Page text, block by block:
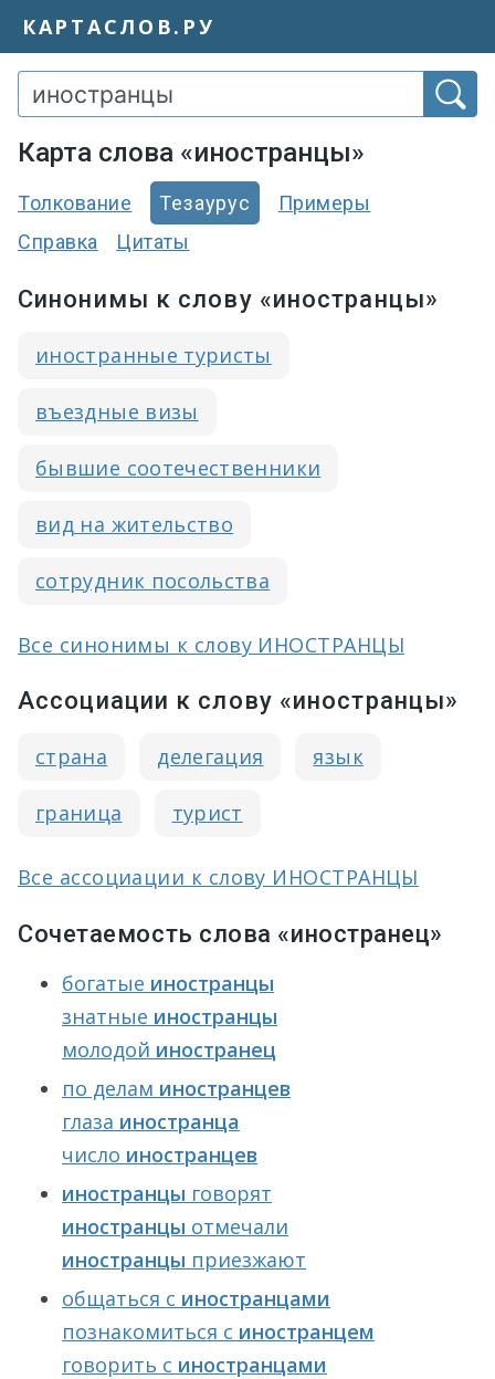
КАРТАСЛОВ.РУ
Карта слова «иностранцы»
Толкование Тезаурус
Примеры
Справка
Цитаты
Синонимы к слову «иностранцы»
иностранные туристы
въездные визы
бывшие соотечественники
вид на жительство
сотрудник посольства
Все синонимы к слову ИНОСТРАНЦЫ
Ассоциации к слову «иностранцы»
страна делегация язык
граница турист
Все ассоциации к слову ИНОСТРАНЦЫ
Сочетаемость слова «иностранец»
богатые иностранцы
знатные иностранцы
молодой иностранец
по делам иностранцев
глаза иностранца
число иностранцев
иностранцы говорят
иностранцы отмечали
иностранцы приезжают
общаться с иностранцами
познакомиться с иностранцем
говорить с иностранцами